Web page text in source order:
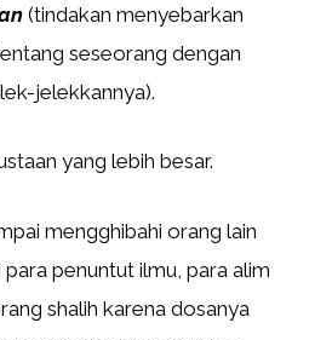
(tindakan menyebarkan
seseorang dengan
jelekkannya).
yang lebih besar.
mengghibahi orang lain
penuntut ilmu, para alim
shalih karena dosanya